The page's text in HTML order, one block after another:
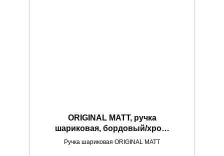
ORIGINAL MATT, ручка
шариковая, бордовый/хром,
металл
Ручка шариковая ORIGINAL MATT